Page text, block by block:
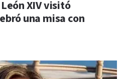
XIV visitó
una misa con